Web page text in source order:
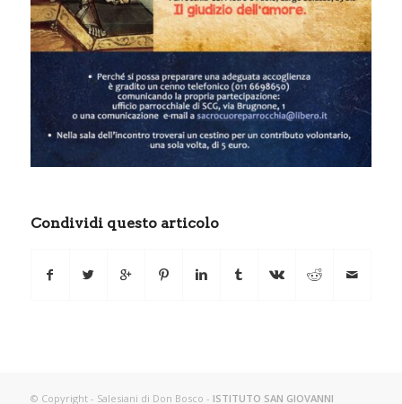
Condividi questo articolo
© Copyright - Salesiani di Don Bosco - ISTITUTO SAN GIOVANNI